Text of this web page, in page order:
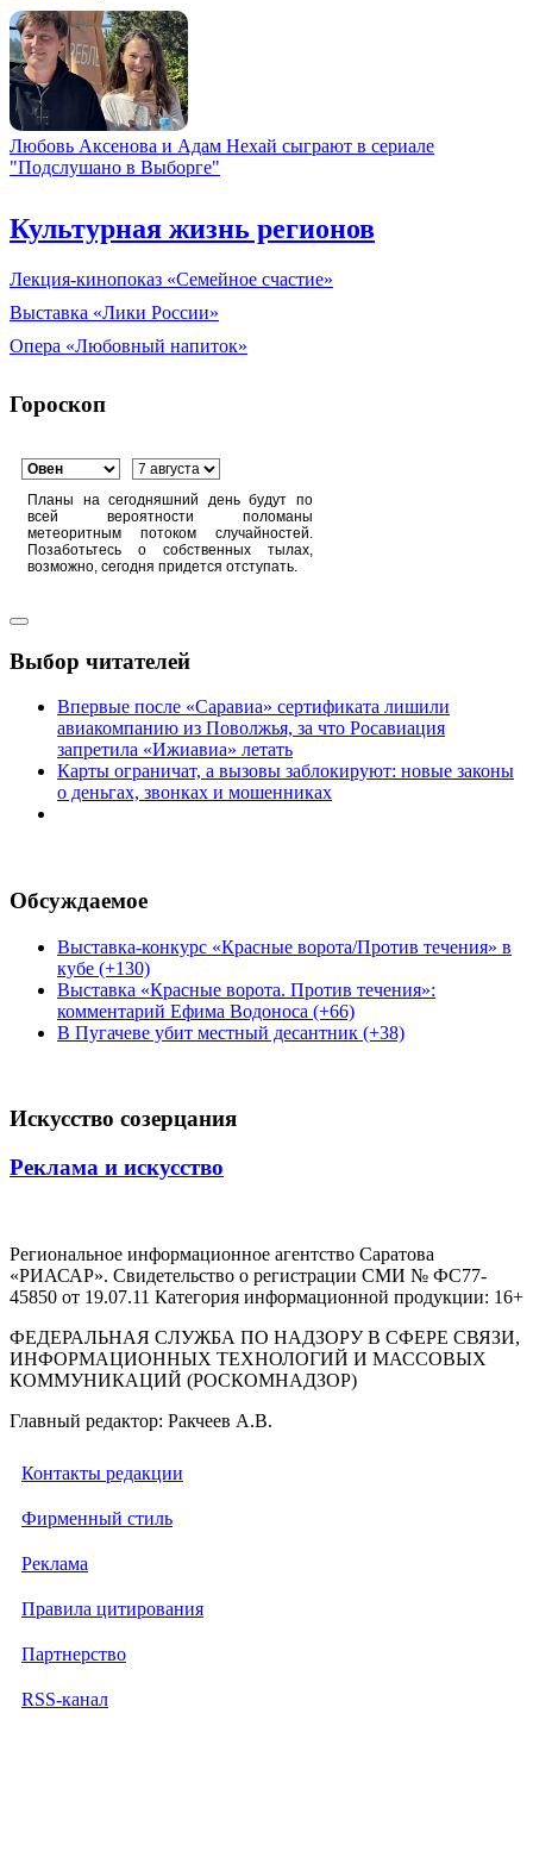
Любовь Аксенова и Адам Нехай сыграют в сериале
"Подслушано в Выборге"
Культурная жизнь регионов
Лекция-кинопоказ «Семейное счастие»
Выставка «Лики России»
Опера «Любовный напиток»
Гороскоп
Планы на сегодняшний день будут по
всей вероятности поломаны
метеоритным потоком случайностей.
Позаботьтесь о собственных тылах,
возможно, сегодня придется отступать.
Выбор читателей
Впервые после «Саравиа» сертификата лишили
авиакомпанию из Поволжья, за что Росавиация
запретила «Ижиавиа» летать
Карты ограничат, а вызовы заблокируют: новые законы
о деньгах, звонках и мошенниках
Обсуждаемое
Выставка-конкурс «Красные ворота/Против течения» в
кубе (+130)
Выставка «Красные ворота. Против течения»:
комментарий Ефима Водоноса (+66)
В Пугачеве убит местный десантник (+38)
Искусство созерцания
Реклама и искусство
Региональное информационное агентство Саратова
«РИАСАР». Свидетельство о регистрации СМИ № ФС77-
45850 от 19.07.11 Категория информационной продукции: 16+
ФЕДЕРАЛЬНАЯ СЛУЖБА ПО НАДЗОРУ В СФЕРЕ СВЯЗИ,
ИНФОРМАЦИОННЫХ ТЕХНОЛОГИЙ И МАССОВЫХ
КОММУНИКАЦИЙ (РОСКОМНАДЗОР)
Главный редактор: Ракчеев А.В.
Контакты редакции
Фирменный стиль
Реклама
Правила цитирования
Партнерство
RSS-канал